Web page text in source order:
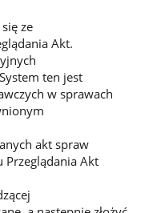
ze
Akt.
ten jest
w sprawach
akt spraw
Przeglądania Akt